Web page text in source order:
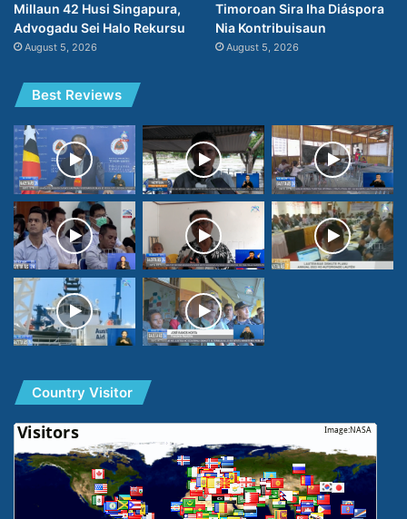
Millaun 42 Husi Singapura,
Advogadu Sei Halo Rekursu
August 5, 2026
Timoroan Sira Iha Diáspora
Nia Kontribuisaun
August 5, 2026
Best Reviews
Country Visitor